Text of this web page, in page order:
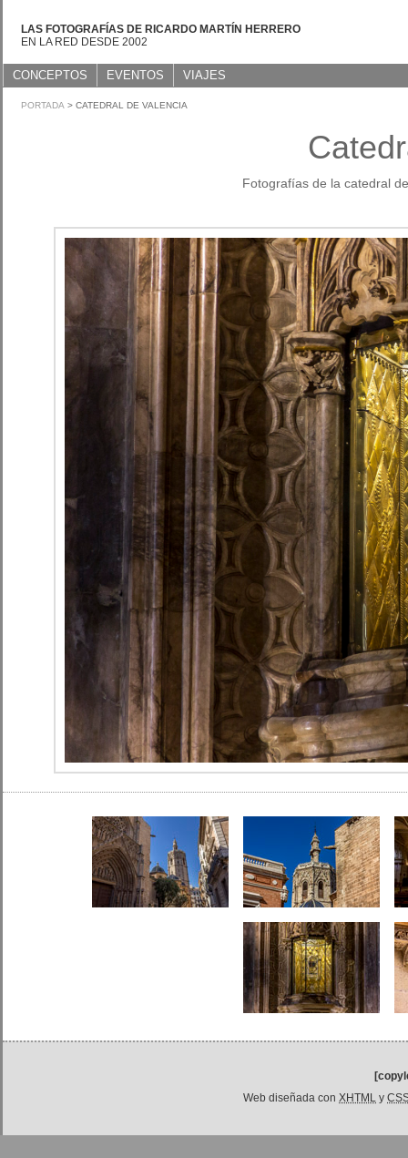
LAS FOTOGRAFÍAS DE RICARDO MARTÍN HERRERO
EN LA RED DESDE 2002
CONCEPTOS EVENTOS VIAJES
PORTADA > CATEDRAL DE VALENCIA
Fotografías de la catedral
Web diseñada con XHTML y